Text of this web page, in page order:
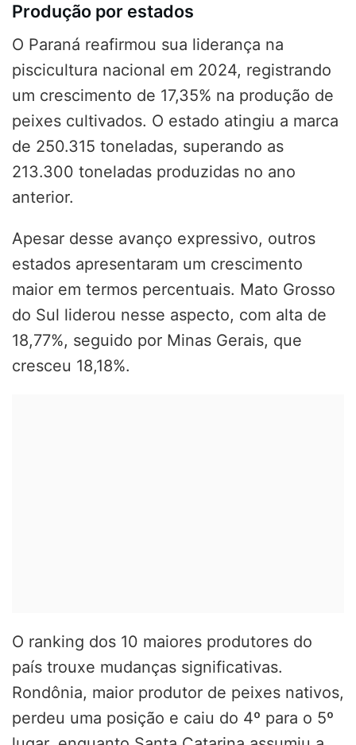
Produção por estados
O Paraná reafirmou sua liderança na
piscicultura nacional em 2024, registrando
um crescimento de 17,35% na produção de
peixes cultivados. O estado atingiu a marca
de 250.315 toneladas, superando as
213.300 toneladas produzidas no ano
anterior.
Apesar desse avanço expressivo, outros
estados apresentaram um crescimento
maior em termos percentuais. Mato Grosso
do Sul liderou nesse aspecto, com alta de
18,77%, seguido por Minas Gerais, que
cresceu 18,18%.
O ranking dos 10 maiores produtores do
país trouxe mudanças significativas.
Rondônia, maior produtor de peixes nativos,
perdeu uma posição e caiu do 4º para o 5º